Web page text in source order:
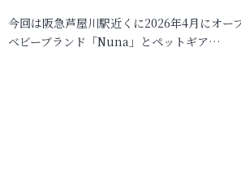
今回は阪急芦屋川駅近くに2026年4月にオー
ベビーブランド「Nuna」とペットギア…